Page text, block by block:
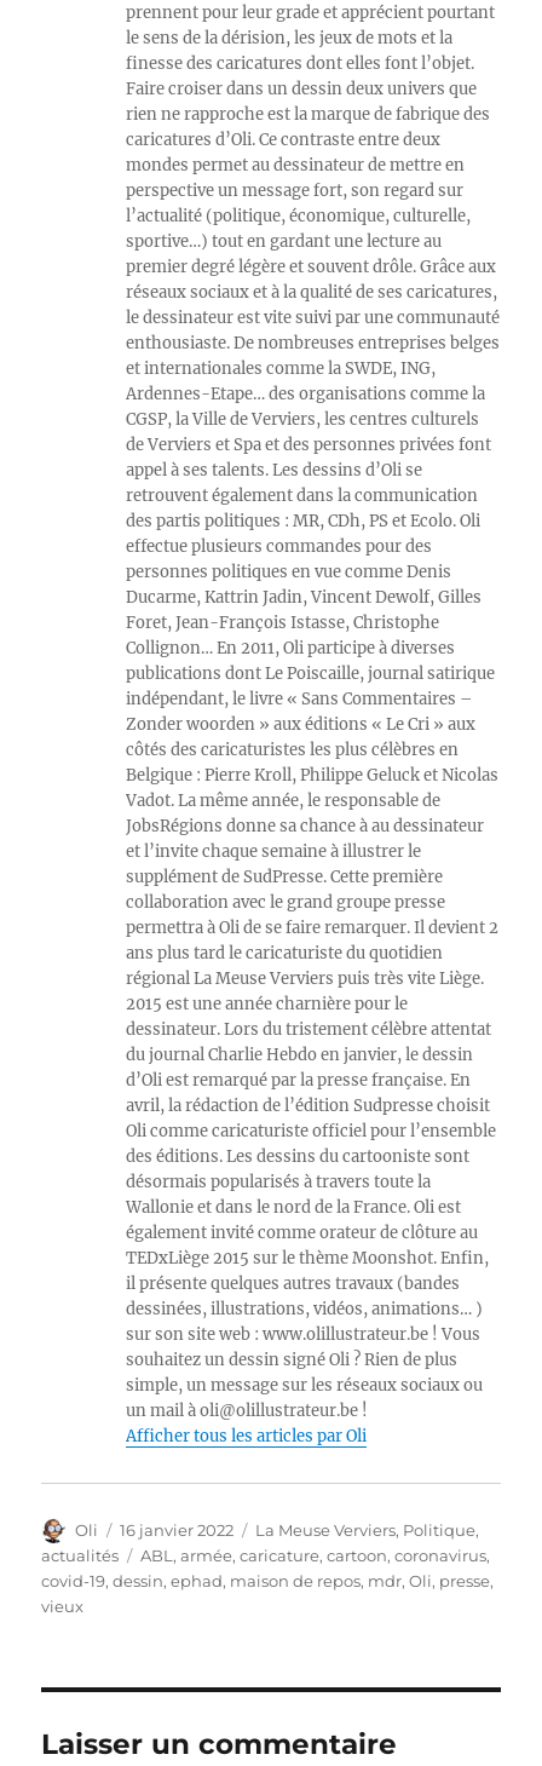
prennent pour leur grade et apprécient pourtant
le sens de la dérision, les jeux de mots et la
finesse des caricatures dont elles font l’objet.
Faire croiser dans un dessin deux univers que
rien ne rapproche est la marque de fabrique des
caricatures d’Oli. Ce contraste entre deux
mondes permet au dessinateur de mettre en
perspective un message fort, son regard sur
l’actualité (politique, économique, culturelle,
sportive…) tout en gardant une lecture au
premier degré légère et souvent drôle. Grâce aux
réseaux sociaux et à la qualité de ses caricatures,
le dessinateur est vite suivi par une communauté
enthousiaste. De nombreuses entreprises belges
et internationales comme la SWDE, ING,
Ardennes-Etape… des organisations comme la
CGSP, la Ville de Verviers, les centres culturels
de Verviers et Spa et des personnes privées font
appel à ses talents. Les dessins d’Oli se
retrouvent également dans la communication
des partis politiques : MR, CDh, PS et Ecolo. Oli
effectue plusieurs commandes pour des
personnes politiques en vue comme Denis
Ducarme, Kattrin Jadin, Vincent Dewolf, Gilles
Foret, Jean-François Istasse, Christophe
Collignon… En 2011, Oli participe à diverses
publications dont Le Poiscaille, journal satirique
indépendant, le livre « Sans Commentaires –
Zonder woorden » aux éditions « Le Cri » aux
côtés des caricaturistes les plus célèbres en
Belgique : Pierre Kroll, Philippe Geluck et Nicolas
Vadot. La même année, le responsable de
JobsRégions donne sa chance à au dessinateur
et l’invite chaque semaine à illustrer le
supplément de SudPresse. Cette première
collaboration avec le grand groupe presse
permettra à Oli de se faire remarquer. Il devient 2
ans plus tard le caricaturiste du quotidien
régional La Meuse Verviers puis très vite Liège.
2015 est une année charnière pour le
dessinateur. Lors du tristement célèbre attentat
du journal Charlie Hebdo en janvier, le dessin
d’Oli est remarqué par la presse française. En
avril, la rédaction de l’édition Sudpresse choisit
Oli comme caricaturiste officiel pour l’ensemble
des éditions. Les dessins du cartooniste sont
désormais popularisés à travers toute la
Wallonie et dans le nord de la France. Oli est
également invité comme orateur de clôture au
TEDxLiège 2015 sur le thème Moonshot. Enfin,
il présente quelques autres travaux (bandes
dessinées, illustrations, vidéos, animations… )
sur son site web : www.olillustrateur.be ! Vous
souhaitez un dessin signé Oli ? Rien de plus
simple, un message sur les réseaux sociaux ou
un mail à oli@olillustrateur.be !
Afficher tous les articles par Oli
Auteur
Oli
Publié
le
16 janvier 2022 Catégories
La Meuse Verviers, Politique,
actualités
Étiquettes
ABL ,armée,caricature,cartoon,coronavirus,
covid-19,dessin,ephad, maison de repos, mdr,Oli, presse,
vieux
Laisser un commentaire